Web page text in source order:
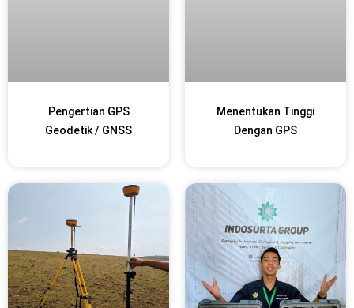
Pengertian GPS
Geodetik / GNSS
Menentukan Tinggi
Dengan GPS